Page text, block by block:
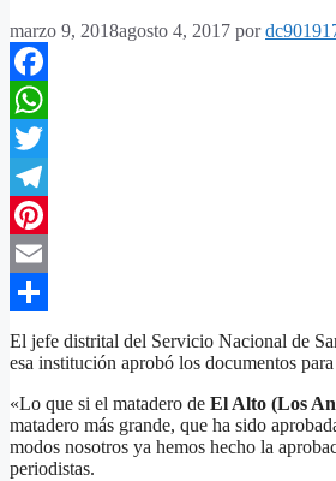
marzo 9, 2018agosto 4, 2017 por
Facebook
WhatsApp
Twitter
Telegram
Pinterest
Email
Compartir
El jefe distrital del Servicio Nacional de
esa institución aprobó los documentos
«Lo que si el matadero de El Alto (Los
matadero más grande, que ha sido
modos nosotros ya hemos hecho la
periodistas.